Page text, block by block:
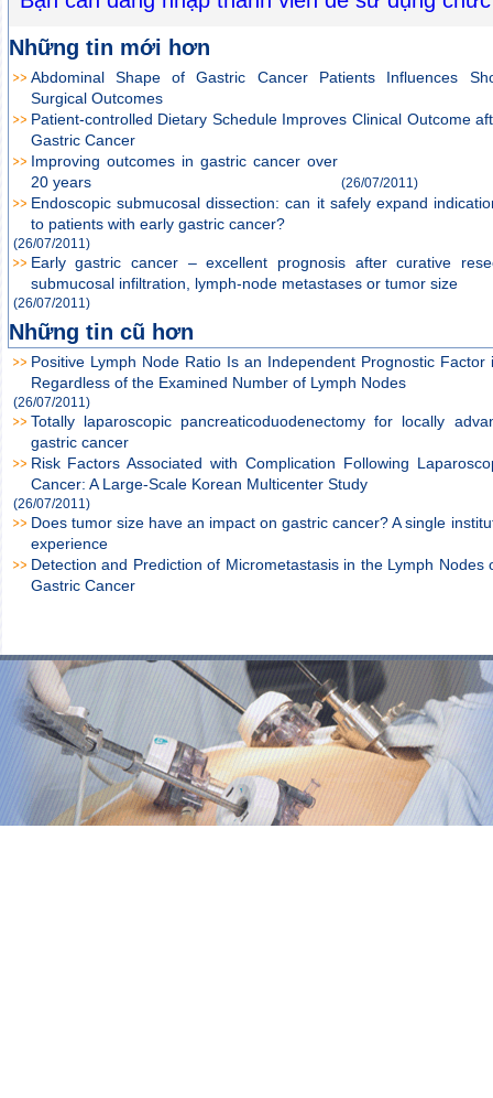
Những tin mới hơn
Abdominal Shape of Gastric Cancer Patients Influences
Surgical Outcomes
Patient-controlled Dietary Schedule Improves Clinical Outcome
Gastric Cancer
Improving outcomes in gastric cancer over
20 years
(26/07/2011)
Endoscopic submucosal dissection: can it safely expand
to patients with early gastric cancer?
(26/07/2011)
Early gastric cancer – excellent prognosis after curative
submucosal infiltration, lymph-node metastases or tumor size
(26/07/2011)
Những tin cũ hơn
Positive Lymph Node Ratio Is an Independent Prognostic
Regardless of the Examined Number of Lymph Nodes
(26/07/2011)
Totally laparoscopic pancreaticoduodenectomy for locally
gastric cancer
Risk Factors Associated with Complication Following
Cancer: A Large-Scale Korean Multicenter Study
(26/07/2011)
Does tumor size have an impact on gastric cancer? A single
experience
Detection and Prediction of Micrometastasis in the Lymph Nodes
Gastric Cancer